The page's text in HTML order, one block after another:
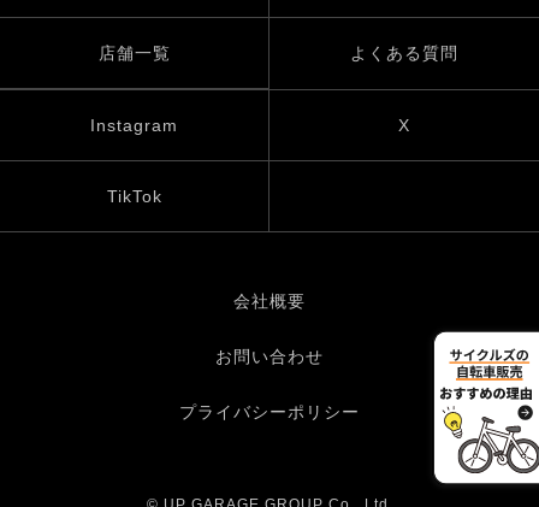
店舗一覧 よくある質問
Instagram X
TikTok
会社概要
お問い合わせ
プライバシーポリシー